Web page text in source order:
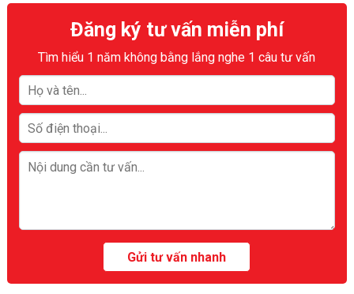
Đăng ký tư vấn miễn phí
Tìm hiểu 1 năm không bằng lắng nghe 1 câu tư vấn